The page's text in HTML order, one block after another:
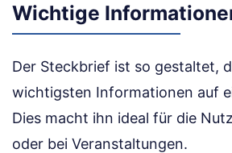
Wichtige
Der Steckbrief ist so gestaltet,
wichtigsten Informationen auf
Dies macht ihn ideal für die
oder bei Veranstaltungen.